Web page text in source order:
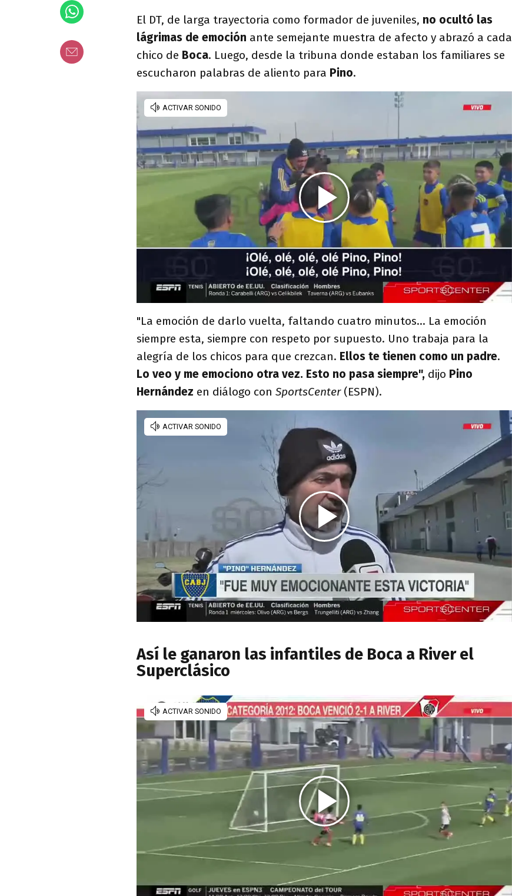
El DT, de larga trayectoria como formador de juveniles, no ocultó las
lágrimas de emoción ante semejante muestra de afecto y abrazó a cada
chico de Boca. Luego, desde la tribuna donde estaban los familiares se
escucharon palabras de aliento para Pino.
"La emoción de darlo vuelta, faltando cuatro minutos... La emoción
siempre esta, siempre con respeto por supuesto. Uno trabaja para la
alegría de los chicos para que crezcan. Ellos te tienen como un padre.
Lo veo y me emociono otra vez. Esto no pasa siempre", dijo Pino
Hernández en diálogo con SportsCenter (ESPN).
Así le ganaron las infantiles de Boca a River el
Superclásico